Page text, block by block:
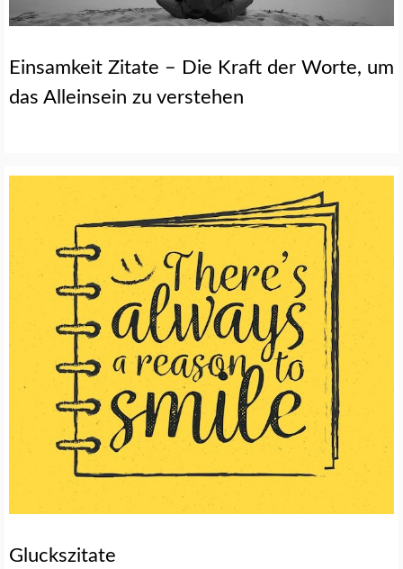
Einsamkeit Zitate – Die Kraft der Worte, um
das Alleinsein zu verstehen
Gluckszitate